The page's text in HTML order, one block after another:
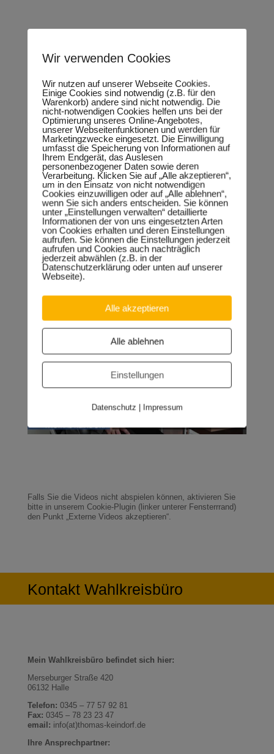
Einblick in meine politische Arbeit
im Jahr 2014
Falls Sie die Videos nicht abspielen können, aktivieren Sie
bitte in unserem Cookie-Plugin (linker unterer Fensterrrand)
den Punkt „Externe Videos akzeptieren“.
Kontakt Wahlkreisbüro
Mein Wahlkreisbüro befindet sich hier:
Merseburger Straße 420
06132 Halle
Telefon: 0345 – 77 57 92 81
Fax: 0345 – 78 23 23 47
email: info(at)thomas-keindorf.de
Ihre Ansprechpartner:
Wir verwenden Cookies
Wir nutzen auf unserer Webseite Cookies.
Einige Cookies sind notwendig (z.B. für den
Warenkorb) andere sind nicht notwendig. Die
nicht-notwendigen Cookies helfen uns bei der
Optimierung unseres Online-Angebotes,
unserer Webseitenfunktionen und werden für
Marketingzwecke eingesetzt. Die Einwilligung
umfasst die Speicherung von Informationen auf
Ihrem Endgerät, das Auslesen
personenbezogener Daten sowie deren
Verarbeitung. Klicken Sie auf „Alle akzeptieren“,
um in den Einsatz von nicht notwendigen
Cookies einzuwilligen oder auf „Alle ablehnen“,
wenn Sie sich anders entscheiden. Sie können
unter „Einstellungen verwalten“ detaillierte
Informationen der von uns eingesetzten Arten
von Cookies erhalten und deren Einstellungen
aufrufen. Sie können die Einstellungen jederzeit
aufrufen und Cookies auch nachträglich
jederzeit abwählen (z.B. in der
Datenschutzerklärung oder unten auf unserer
Webseite).
Alle akzeptieren
Alle ablehnen
Einstellungen
Datenschutz | Impressum